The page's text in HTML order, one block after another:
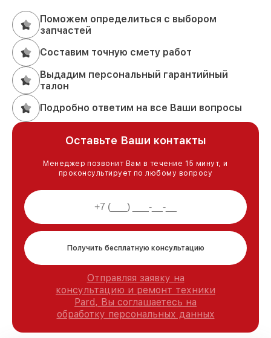
Поможем определиться с выбором
запчастей
Составим точную смету работ
Выдадим персональный гарантийный
талон
Подробно ответим на все Ваши вопросы
Оставьте Ваши контакты
Менеджер позвонит Вам в течение 15 минут, и
проконсультирует по любому вопросу
Получить бесплатную консультацию
Отправляя заявку на
консультацию и ремонт техники
Pard, Вы соглашаетесь на
обработку персональных данных